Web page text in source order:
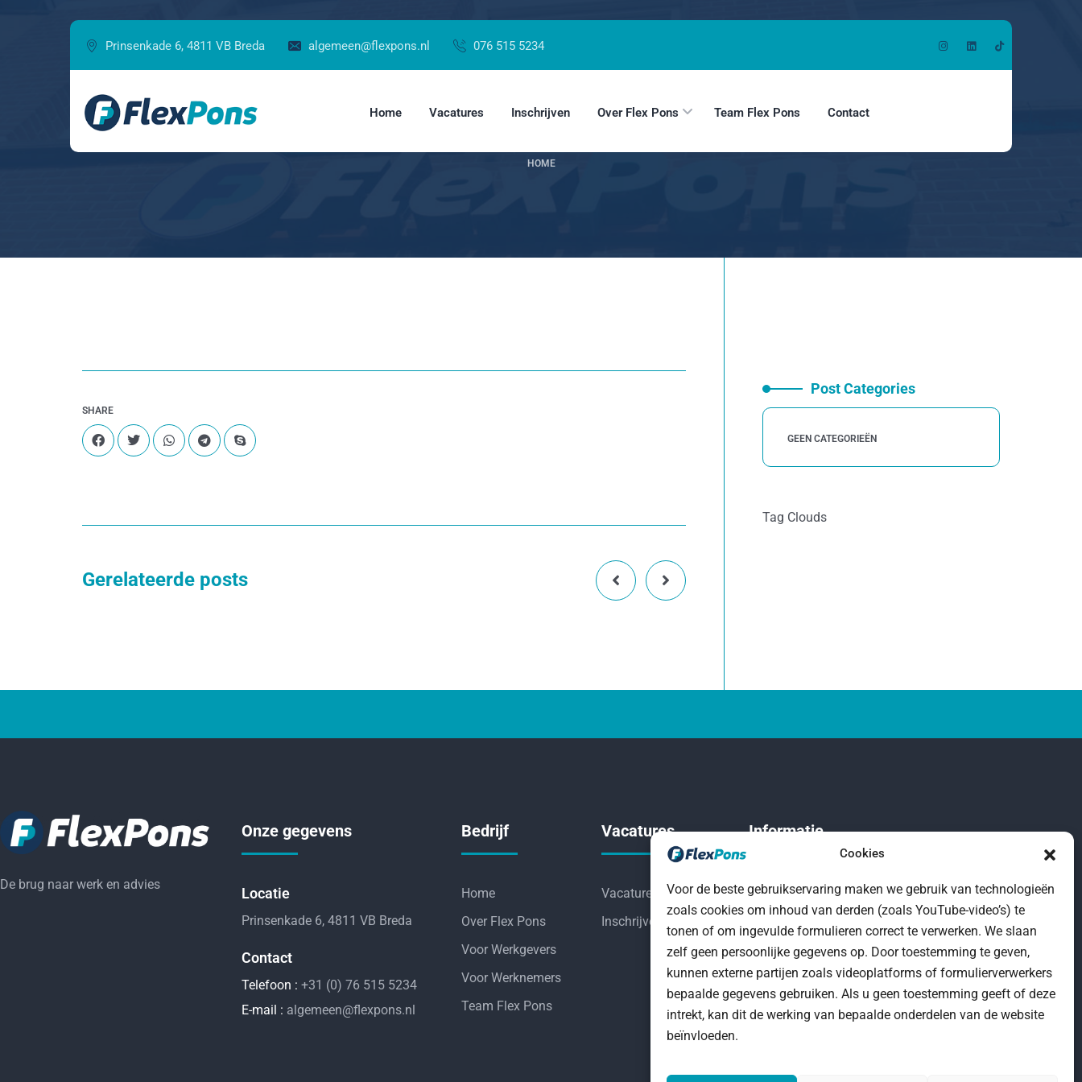
Cookies
Voor de beste gebruikservaring maken we gebruik van technologieën
zoals cookies om inhoud van derden (zoals YouTube-video’s) te
tonen of om ingevulde formulieren correct te verwerken. We slaan
zelf geen persoonlijke gegevens op. Door toestemming te geven,
kunnen externe partijen zoals videoplatforms of formulierverwerkers
bepaalde gegevens gebruiken. Als u geen toestemming geeft of deze
intrekt, kan dit de werking van bepaalde onderdelen van de website
beïnvloeden.
Prinsenkade 6, 4811 VB Breda algemeen@flexpons.nl 076 515 5234
Home Vacatures Inschrijven Over Flex Pons Team Flex Pons Contact
Mila Hoppenbrouwers
HOME
SHARE
Gerelateerde posts
Post Categories
GEEN CATEGORIEËN
Tag Clouds
De brug naar werk en advies
Onze gegevens
Locatie
Prinsenkade 6, 4811 VB Breda
Contact
Telefoon : +31 (0) 76 515 5234
E-mail : algemeen@flexpons.nl
Bedrijf
Home
Over Flex Pons
Voor Werkgevers
Voor Werknemers
Team Flex Pons
Vacatures
Vacatures
Inschrijven
Informatie
Algemene
Voorwaarden